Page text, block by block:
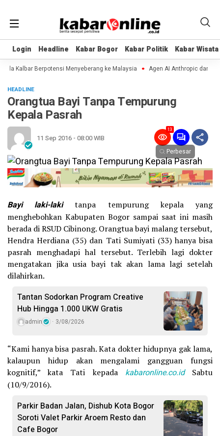
Login Headline Kabar Bogor Kabar Politik Kabar Wisata
Login Headline Kabar Bogor Kabar Politik Kabar Wisata
Kalbar Berpotensi Menyeberang ke Malaysia Agen AI Anthropic dan
HEADLINE
Orangtua Bayi Tanpa Tempurung
Kepala Pasrah
11 Sep 2016 - 08:00 WIB
13
Perbesar
Bayi laki-laki
tanpa tempurung kepala yang
menghebohkan Kabupaten Bogor sampai saat ini masih
berada di RSUD Cibinong. Orangtua bayi malang tersebut,
Hendra Herdiana (35) dan Tati Sumiyati (33) hanya bisa
pasrah menghadapi hal tersebut. Terlebih lagi dokter
mengatakan jika usia bayi tak akan lama lagi setelah
dilahirkan.
Tantan Sodorkan Program Creative
Hub Hingga 1.000 UKW Gratis
admin 3/08/2026
“Kami hanya bisa pasrah. Kata dokter hidupnya gak lama,
kalaupun hidup akan mengalami gangguan fungsi
kognitif,” kata Tati kepada kabaronline.co.idSabtu
(10/9/2016).
Parkir Badan Jalan, Dishub Kota Bogor
Soroti Valet Parkir Aroem Resto dan
Cafe Bogor